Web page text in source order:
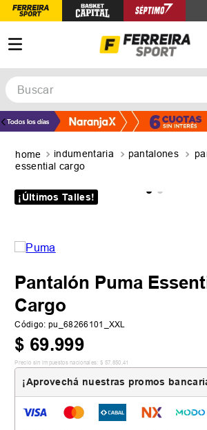
Buscar
TÉRMINOS MÁS BUSCADOS
2.
zapatillas
indumentaria pantalones
essential cargo
¡Últimos Talles!
Pantalón Puma
Cargo
Código: pu_68266101_XXL
$ 69.999
Precio sin impuestos nacionales: $ 57.850 ,41
¡Aprovechá nuestras promos